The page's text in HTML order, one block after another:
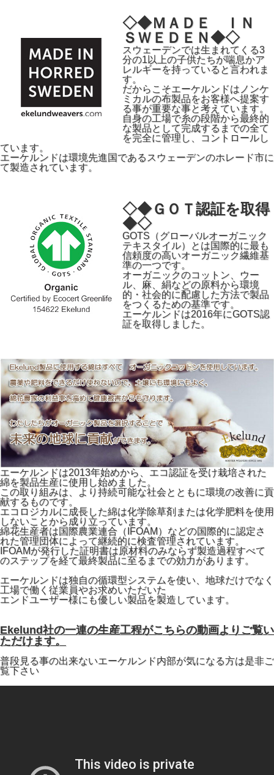
◇◆ＭＡＤＥ ＩＮ
ＳＷＥＤＥＮ◆◇
スウェーデンでは生まれてくる3
分の1以上の子供たちが喘息かア
レルギーを持っていると言われま
す。
だからこそエーケルンドはノンケ
ミカルの布製品をお客様へ提案す
る事が重要な事と考えています。
自身の工場で糸の段階から最終的
な製品として完成するまでの全て
を完全に管理し、コントロールし
ています。
エーケルンドは環境先進国であるスウェーデンのホレード市に
て製造されています。
◇◆ＧＯＴ認証を取得
◆◇
GOTS（グローバルオーガニック
テキスタイル）とは国際的に最も
信頼度の高いオーガニック繊維基
準の一つです。
オーガニックのコットン、ウー
ル、麻、絹などの原料から環境
的・社会的に配慮した方法で製品
をつくるための基準です。
エーケルンドは2016年にGOTS認
証を取得しました。
エーケルンドは2013年始めから、エコ認証を受け栽培された
綿を製品生産に使用し始めました。
この取り組みは、より持続可能な社会とともに環境の改善に貢
献するものです。
エコロジカルに成長した綿は化学除草剤または化学肥料を使用
しないことから成り立っています。
綿花生産者は国際農業連合（IFOAM）などの国際的に認定さ
れた管理団体によって継続的に検査管理されています。
IFOAMが発行した証明書は原材料のみならず製造過程すべて
のステップを経て最終製品に至るまでの効力があります。
エーケルンドは独自の循環型システムを使い、地球だけでなく
工場で働く従業員やお求めいただいた
エンドユーザー様にも優しい製品を製造しています。
Ekelund社の一連の生産工程がこちらの動画よりご覧い
ただけます。
普段見る事の出来ないエーケルンド内部が気になる方は是非ご
覧下さい